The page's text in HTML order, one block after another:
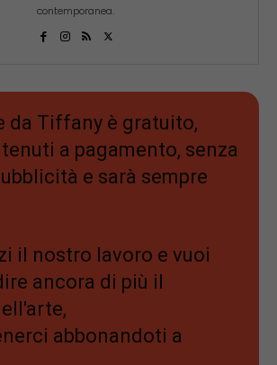
contemporanea.
da Tiffany è gratuito,
a pagamento, senza
e sarà sempre
il nostro lavoro e vuoi
ancora di più il
abbonandoti a